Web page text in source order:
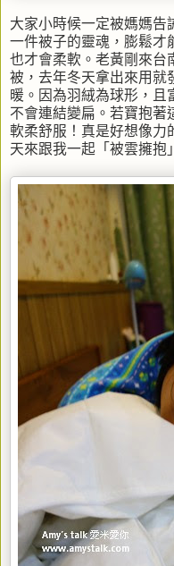
大家小時候一定被媽媽告
一件被子的靈魂，膨鬆才
也才會柔軟。老黃剛來台
被，去年冬天拿出來用就
暖。因為羽絨為球形，且
不會連結變扁。若寶抱著
軟柔舒服！真是好想像力
天來跟我一起「被雲擁抱